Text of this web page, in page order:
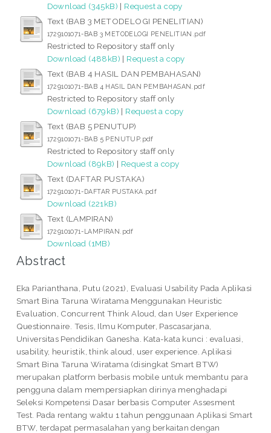
Download (345kB) | Request a copy
Text (BAB 3 METODELOGI PENELITIAN)
1729101071-BAB 3 METODELOGI PENELITIAN.pdf
Restricted to Repository staff only
Download (488kB) | Request a copy
Text (BAB 4 HASIL DAN PEMBAHASAN)
1729101071-BAB 4 HASIL DAN PEMBAHASAN.pdf
Restricted to Repository staff only
Download (679kB) | Request a copy
Text (BAB 5 PENUTUP)
1729101071-BAB 5 PENUTUP.pdf
Restricted to Repository staff only
Download (89kB) | Request a copy
Text (DAFTAR PUSTAKA)
1729101071-DAFTAR PUSTAKA.pdf
Download (221kB)
Text (LAMPIRAN)
1729101071-LAMPIRAN.pdf
Download (1MB)
Abstract
Eka Parianthana, Putu (2021), Evaluasi Usability Pada Aplikasi
Smart Bina Taruna Wiratama Menggunakan Heuristic
Evaluation, Concurrent Think Aloud, dan User Experience
Questionnaire. Tesis, Ilmu Komputer, Pascasarjana,
Universitas Pendidikan Ganesha. Kata-kata kunci : evaluasi,
usability, heuristik, think aloud, user experience. Aplikasi
Smart Bina Taruna Wiratama (disingkat Smart BTW)
merupakan platform berbasis mobile untuk membantu para
pengguna dalam mempersiapkan dirinya menghadapi
Seleksi Kompetensi Dasar berbasis Computer Assesment
Test. Pada rentang waktu 1 tahun penggunaan Aplikasi Smart
BTW, terdapat permasalahan yang berkaitan dengan